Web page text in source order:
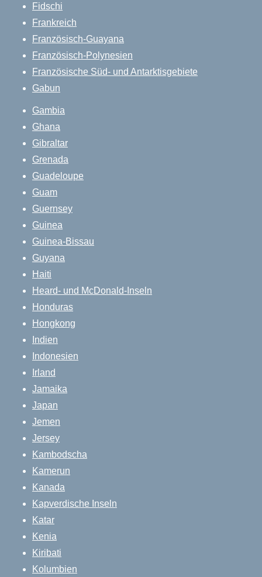
Fidschi
Frankreich
Französisch-Guayana
Französisch-Polynesien
Französische Süd- und Antarktisgebiete
Gabun
Gambia
Ghana
Gibraltar
Grenada
Guadeloupe
Guam
Guernsey
Guinea
Guinea-Bissau
Guyana
Haiti
Heard- und McDonald-Inseln
Honduras
Hongkong
Indien
Indonesien
Irland
Jamaika
Japan
Jemen
Jersey
Kambodscha
Kamerun
Kanada
Kapverdische Inseln
Katar
Kenia
Kiribati
Kolumbien